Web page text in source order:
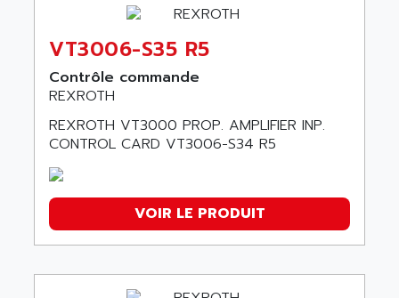
VT3006-S35 R5
Contrôle commande
REXROTH
REXROTH VT3000 PROP. AMPLIFIER INP.
CONTROL CARD VT3006-S34 R5
VOIR LE PRODUIT